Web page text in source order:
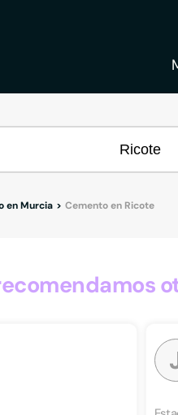
en Murcia Cemento en Ricote